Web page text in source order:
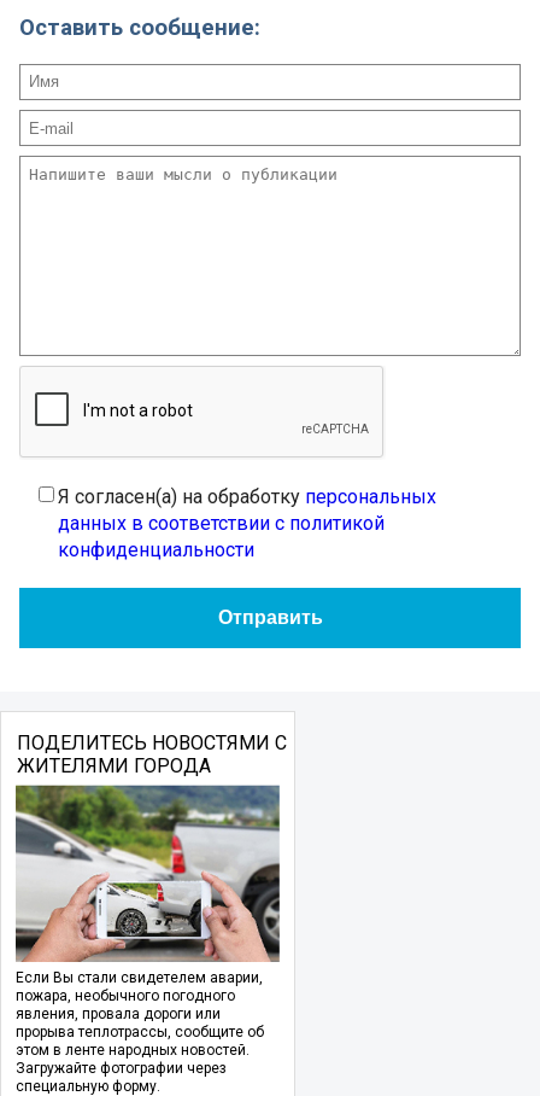
Оставить сообщение:
Я согласен(а) на обработку персональных
данных в соответствии с политикой
конфиденциальности
ПОДЕЛИТЕСЬ НОВОСТЯМИ С
ЖИТЕЛЯМИ ГОРОДА
Если Вы стали свидетелем аварии,
пожара, необычного погодного
явления, провала дороги или
прорыва теплотрассы, сообщите об
этом в ленте народных новостей.
Загружайте фотографии через
специальную форму.